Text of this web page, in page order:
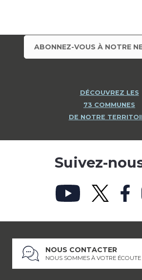
ABONNEZ-VOUS À NOTRE
DÉCOUVREZ LES
73 COMMUNES
DE NOTRE
Suivez-
NOUS CONTACTER
NOUS SOMMES À VOTRE ÉCOUTE